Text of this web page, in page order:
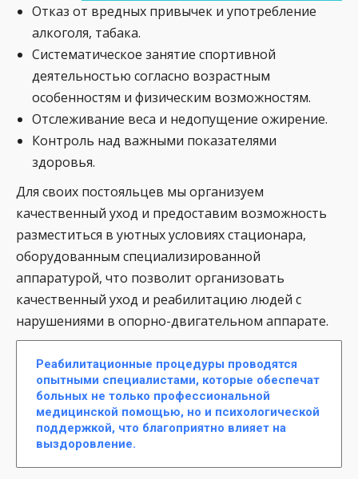
Отказ от вредных привычек и употребление
алкоголя, табака.
Систематическое занятие спортивной
деятельностью согласно возрастным
особенностям и физическим возможностям.
Отслеживание веса и недопущение ожирение.
Контроль над важными показателями
здоровья.
Для своих постояльцев мы организуем
качественный уход и предоставим возможность
разместиться в уютных условиях стационара,
оборудованным специализированной
аппаратурой, что позволит организовать
качественный уход и реабилитацию людей с
нарушениями в опорно-двигательном аппарате.
Реабилитационные процедуры проводятся
опытными специалистами, которые обеспечат
больных не только профессиональной
медицинской помощью, но и психологической
поддержкой, что благоприятно влияет на
выздоровление.